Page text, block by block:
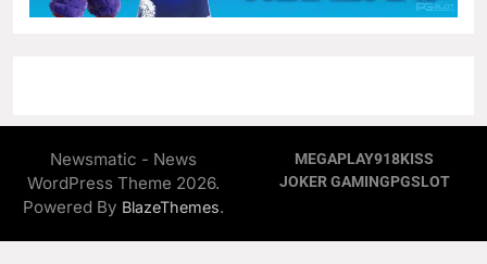
Newsmatic - News
WordPress Theme 2026.
Powered By BlazeThemes.
MEGAPLAY918KISS
JOKER GAMINGPGSLOT